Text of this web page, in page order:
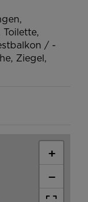
Toilette
/ -
Ziegel
+
−